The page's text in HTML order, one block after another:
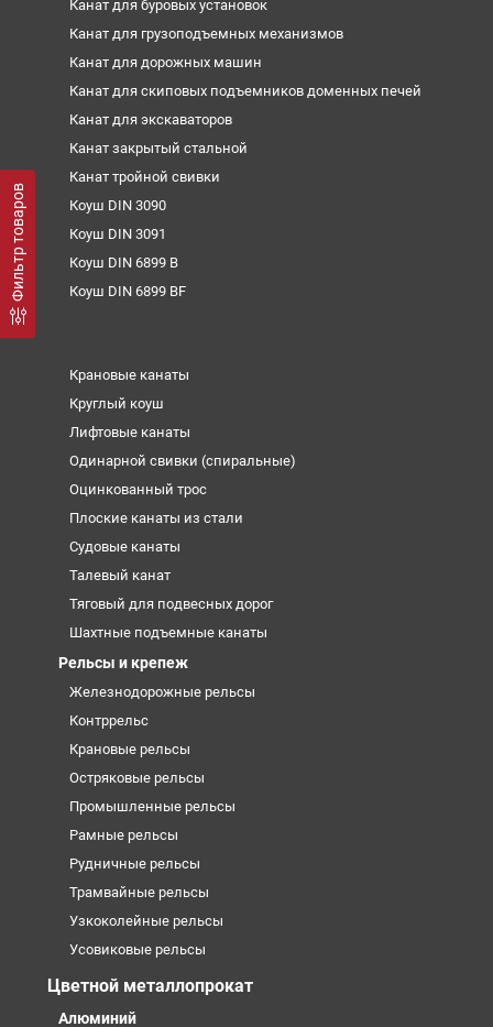
Фильтр товаров
Канат для буровых установок
Канат для грузоподъемных механизмов
Канат для дорожных машин
Канат для скиповых подъемников доменных печей
Канат для экскаваторов
Канат закрытый стальной
Канат тройной свивки
Коуш DIN 3090
Коуш DIN 3091
Коуш DIN 6899 B
Коуш DIN 6899 BF
Крановые канаты
Круглый коуш
Лифтовые канаты
Одинарной свивки (спиральные)
Оцинкованный трос
Плоские канаты из стали
Судовые канаты
Талевый канат
Тяговый для подвесных дорог
Шахтные подъемные канаты
Рельсы и крепеж
Железнодорожные рельсы
Контррельс
Крановые рельсы
Остряковые рельсы
Промышленные рельсы
Рамные рельсы
Рудничные рельсы
Трамвайные рельсы
Узкоколейные рельсы
Усовиковые рельсы
Цветной металлопрокат
Алюминий